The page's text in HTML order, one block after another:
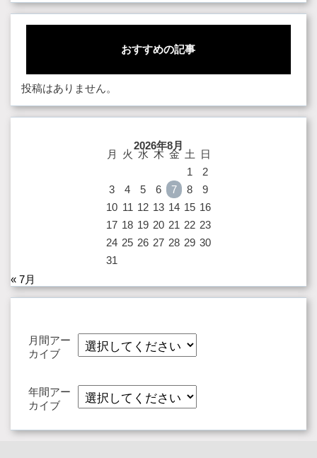
おすすめの記事
投稿はありません。
2026年8月
月 火 水 木 金 土
日
1
2
3
4 5 6 7 8
9
10 11 12 13 14 15 16
17 18 19 20 21 22 23
24 25 26 27 28 29 30
31
« 7月
月間アー
カイブ
年間アー
カイブ